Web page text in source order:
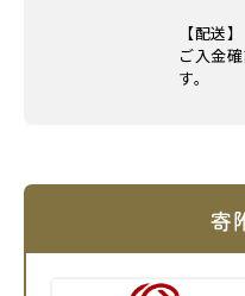
【配送】
ご入金
す。
寄